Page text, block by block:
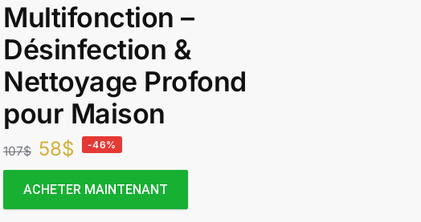
Multifonction –
Désinfection &
Nettoyage Profond
pour Maison
107$ 58$ -46%
ACHETER MAINTENANT